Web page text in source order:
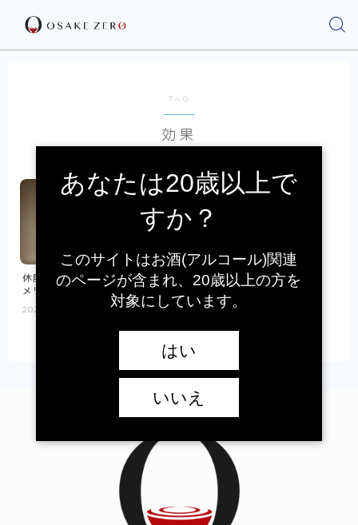
TAG
効果
休肝日の効果とは！？｜明確な
メリットなども解説
2022.12.23 休肝日
あなたは20歳以上で
すか？
このサイトはお酒(アルコール)関連
のページが含まれ、20歳以上の方を
対象にしています。
はい
いいえ